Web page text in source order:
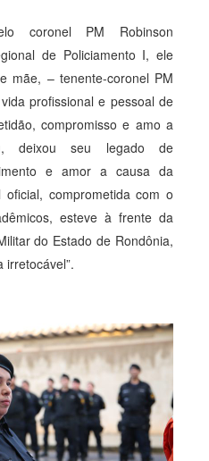
coronel PM Robinson
de Policiamento I, ele
mãe, – tenente-coronel PM
profissional e pessoal de
compromisso e amo a
deixou seu legado de
e amor a causa da
oficial, comprometida com o
esteve à frente da
do Estado de Rondônia,
irretocável”.